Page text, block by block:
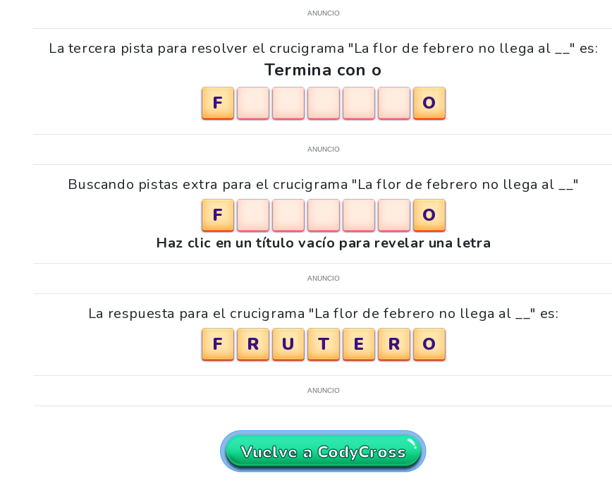
ANUNCIO
La tercera pista para resolver el crucigrama "La flor de febrero no llega al __" es:
Termina con o
F
O
ANUNCIO
Buscando pistas extra para el crucigrama "La flor de febrero no llega al __"
F O
Haz clic en un título vacío para revelar una letra
ANUNCIO
La respuesta para el crucigrama "La flor de febrero no llega al __" es:
F R U T E R O
ANUNCIO
Vuelve a CodyCross